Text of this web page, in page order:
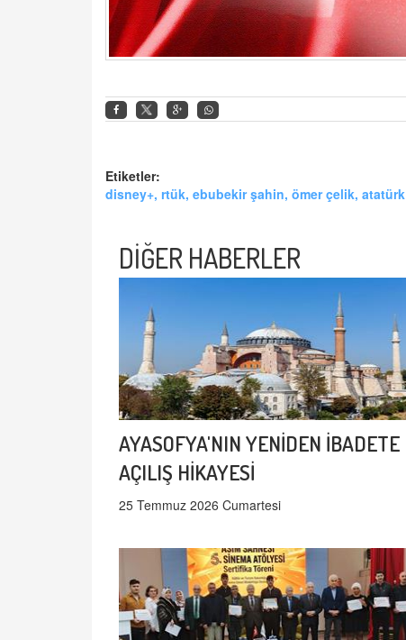
Etiketler:
disney+, rtük, ebubekir şahin, ömer çelik, atatürk
DİĞER HABERLER
AYASOFYA'NIN YENİDEN İBADETE
AÇILIŞ HİKAYESİ
25 Temmuz 2026 Cumartesi